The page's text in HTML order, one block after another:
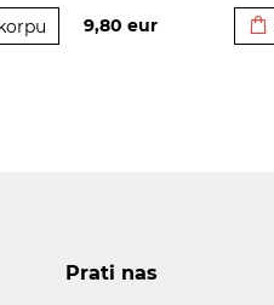
9,80 eur
Prati nas